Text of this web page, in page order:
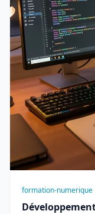
formation-numerique